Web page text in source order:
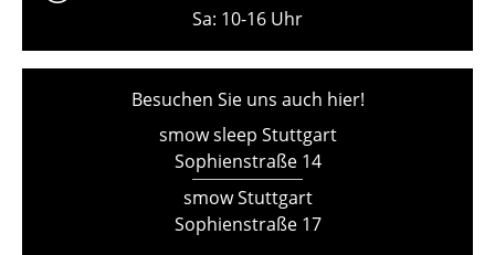
Leipzig
Sa: 10-16 Uhr
Besuchen Sie uns auch hier!
smow sleep Stuttgart
Sophienstraße 14
smow Stuttgart
Sophienstraße 17